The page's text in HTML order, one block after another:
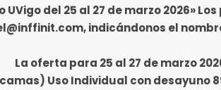
del 25 al 27 de marzo 2026»
indicándonos el
La oferta para 25 al 27 de marzo
Uso Individual con desayuno